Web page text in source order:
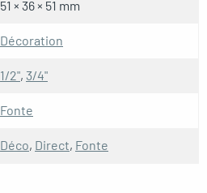
51 × 36 × 51 mm
Décoration
1/2", 3/4"
Fonte
Déco, Direct, Fonte